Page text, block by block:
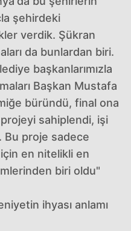
şehirdeki
verdik. Şükran
da bunlardan biri.
başkanlarımızla
Başkan Mustafa
büründü, final ona
sahiplendi, işi
Bu proje sadece
en nitelikli en
biri oldu"
ihyası anlamı